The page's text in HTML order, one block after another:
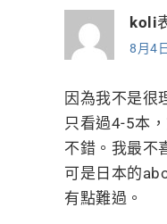
koli
8月4
因為我不是很
只看過4-5本
不錯。我最不
可是日本的
有點難過。